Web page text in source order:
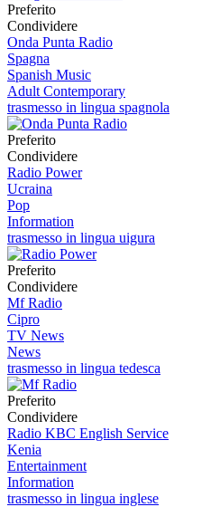
Preferito
Condividere
Onda Punta Radio
Spagna
Spanish Music
Adult Contemporary
trasmesso in lingua spagnola
Preferito
Condividere
Radio Power
Ucraina
Pop
Information
trasmesso in lingua uigura
Preferito
Condividere
Mf Radio
Cipro
TV News
News
trasmesso in lingua tedesca
Preferito
Condividere
Radio KBC English Service
Kenia
Entertainment
Information
trasmesso in lingua inglese